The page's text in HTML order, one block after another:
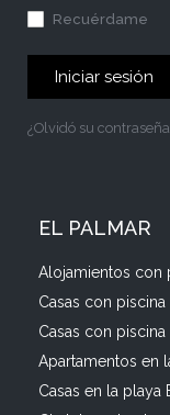
Recuérdame
Iniciar sesión
¿Olvidó su
EL PALMAR
Alojamientos con
Casas con
Casas con
Apartamentos en
Casas en la playa